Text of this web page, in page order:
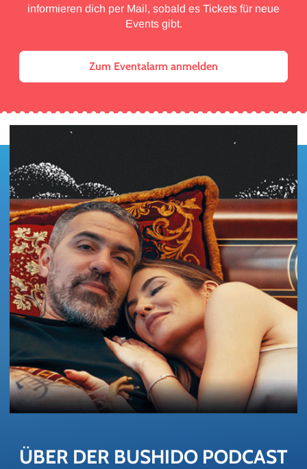
informieren dich per Mail, sobald es Tickets für neue
Events gibt.
Zum Eventalarm anmelden
ÜBER DER BU­SHI­DO POD­CAST